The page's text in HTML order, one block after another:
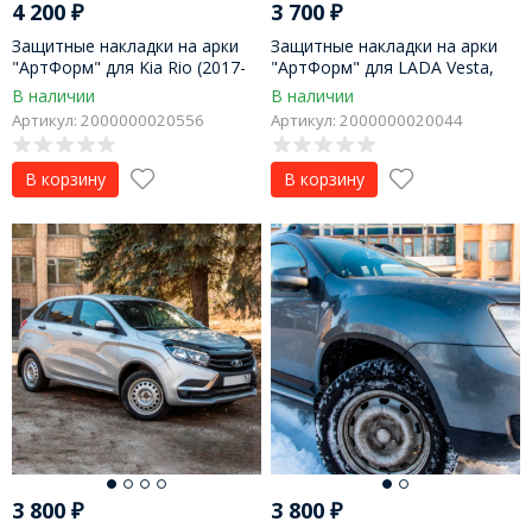
4 200 ₽
Защитные накладки на арки
"АртФорм" для Kia Rio (2017-
н.в.), седан
В наличии
Артикул: 2000000020556
В корзину
3 700₽
Защитные накладки на арки
"АртФорм" для LADA Vesta,
SW (2016-н.в.), седан
В наличии
Артикул: 2000000020044
В корзину
3 800 ₽ 3 800₽